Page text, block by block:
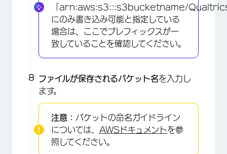
「arn:aws:s3:::s3bucketname/
にのみ書き込み可能と指定している
場合は、ここでプレフィックスが一
致していることを確認してください。
ファイルが保存されるバケット名を入力し
ます。
注意： バケットの命名ガイドライン
については、 AWSドキュメントを参
照してください。